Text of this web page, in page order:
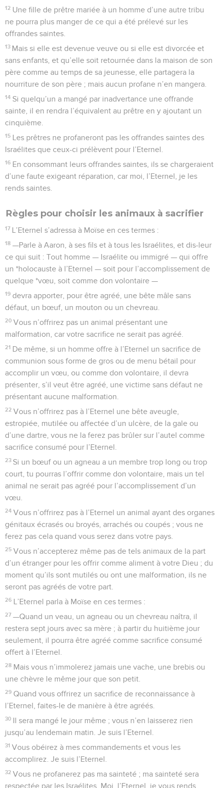
12 Une fille de prêtre mariée à un homme d’une autre tribu
ne pourra plus manger de ce qui a été prélevé sur les
offrandes saintes.
13 Mais si elle est devenue veuve ou si elle est divorcée et
sans enfants, et qu’elle soit retournée dans la maison de son
père comme au temps de sa jeunesse, elle partagera la
nourriture de son père ; mais aucun profane n’en mangera.
14 Si quelqu’un a mangé par inadvertance une offrande
sainte, il en rendra l’équivalent au prêtre en y ajoutant un
cinquième.
15 Les prêtres ne profaneront pas les offrandes saintes des
Israélites que ceux-ci prélèvent pour l’Eternel.
16 En consommant leurs offrandes saintes, ils se chargeraient
d’une faute exigeant réparation, car moi, l’Eternel, je les
rends saintes.
Règles pour choisir les animaux à sacrifier
17 L’Eternel s’adressa à Moïse en ces termes :
18 —Parle à Aaron, à ses fils et à tous les Israélites, et dis-leur
ce qui suit : Tout homme — Israélite ou immigré — qui offre
un *holocauste à l’Eternel — soit pour l’accomplissement de
quelque *vœu, soit comme don volontaire —
19 devra apporter, pour être agréé, une bête mâle sans
défaut, un bœuf, un mouton ou un chevreau.
20 Vous n’offrirez pas un animal présentant une
malformation, car votre sacrifice ne serait pas agréé.
21 De même, si un homme offre à l’Eternel un sacrifice de
communion sous forme de gros ou de menu bétail pour
accomplir un vœu, ou comme don volontaire, il devra
présenter, s’il veut être agréé, une victime sans défaut ne
présentant aucune malformation.
22 Vous n’offrirez pas à l’Eternel une bête aveugle,
estropiée, mutilée ou affectée d’un ulcère, de la gale ou
d’une dartre, vous ne la ferez pas brûler sur l’autel comme
sacrifice consumé pour l’Eternel.
23 Si un bœuf ou un agneau a un membre trop long ou trop
court, tu pourras l’offrir comme don volontaire, mais un tel
animal ne serait pas agréé pour l’accomplissement d’un
vœu.
24 Vous n’offrirez pas à l’Eternel un animal ayant des organes
génitaux écrasés ou broyés, arrachés ou coupés ; vous ne
ferez pas cela quand vous serez dans votre pays.
25 Vous n’accepterez même pas de tels animaux de la part
d’un étranger pour les offrir comme aliment à votre Dieu ; du
moment qu’ils sont mutilés ou ont une malformation, ils ne
seront pas agréés de votre part.
26 L’Eternel parla à Moïse en ces termes :
27 —Quand un veau, un agneau ou un chevreau naîtra, il
restera sept jours avec sa mère ; à partir du huitième jour
seulement, il pourra être agréé comme sacrifice consumé
offert à l’Eternel.
28 Mais vous n’immolerez jamais une vache, une brebis ou
une chèvre le même jour que son petit.
29 Quand vous offrirez un sacrifice de reconnaissance à
l’Eternel, faites-le de manière à être agréés.
30 Il sera mangé le jour même ; vous n’en laisserez rien
jusqu’au lendemain matin. Je suis l’Eternel.
31 Vous obéirez à mes commandements et vous les
accomplirez. Je suis l’Eternel.
32 Vous ne profanerez pas ma sainteté ; ma sainteté sera
respectée par les Israélites. Moi, l’Eternel, je vous rends